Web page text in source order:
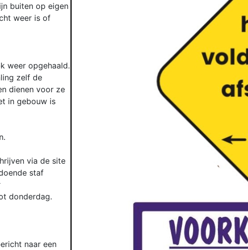
buiten op eigen
weer is of
weer opgehaald.
zelf de
dienen voor ze
in gebouw is
via de site
staf
donderdag.
naar een